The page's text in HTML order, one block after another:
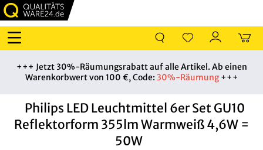
+++ Jetzt 30%-Räumungsrabatt auf alle Artikel. Ab einen
Warenkorbwert von 100 €, Code: 30%-Räumung+++
Philips LED Leuchtmittel 6er Set GU10
Reflektorform 355lm Warmweiß 4,6W =
50W